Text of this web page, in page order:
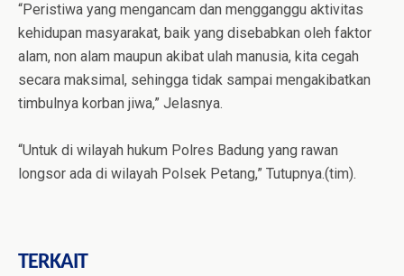
“Peristiwa yang mengancam dan mengganggu aktivitas
kehidupan masyarakat, baik yang disebabkan oleh faktor
alam, non alam maupun akibat ulah manusia, kita cegah
secara maksimal, sehingga tidak sampai mengakibatkan
timbulnya korban jiwa,” Jelasnya.
“Untuk di wilayah hukum Polres Badung yang rawan
longsor ada di wilayah Polsek Petang,” Tutupnya.(tim).
TERKAIT